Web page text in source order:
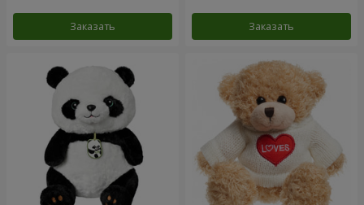
Заказать Заказать